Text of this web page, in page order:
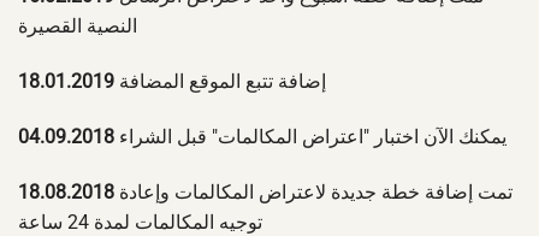
النصية القصيرة
18.01.2019 إضافة تتبع الموقع المضافة
04.09.2018 يمكنك الآن اختبار "اعتراض المكالمات" قبل الشراء
18.08.2018
توجيه المكالمات لمدة 24 ساعة